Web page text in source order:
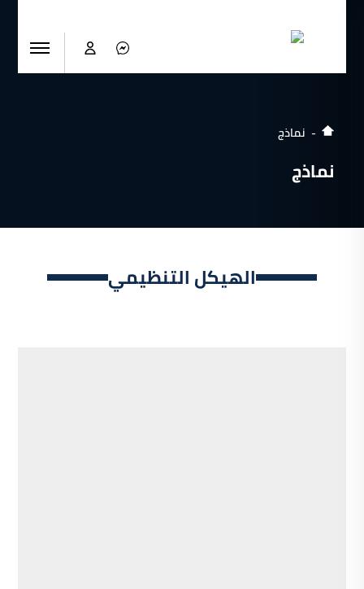
نماذج
نماذج
الهيكل التنظيمي